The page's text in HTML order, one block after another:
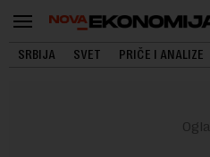
SRBIJA SVET PRIČE I ANALIZE